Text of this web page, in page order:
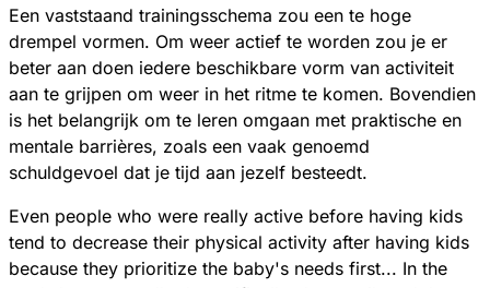
Een vaststaand trainingsschema zou een te hoge
drempel vormen. Om weer actief te worden zou je er
beter aan doen iedere beschikbare vorm van activiteit
aan te grijpen om weer in het ritme te komen. Bovendien
is het belangrijk om te leren omgaan met praktische en
mentale barrières, zoals een vaak genoemd
schuldgevoel dat je tijd aan jezelf besteedt.
Even people who were really active before having kids
tend to decrease their physical activity after having kids
because they prioritize the baby's needs first... In the